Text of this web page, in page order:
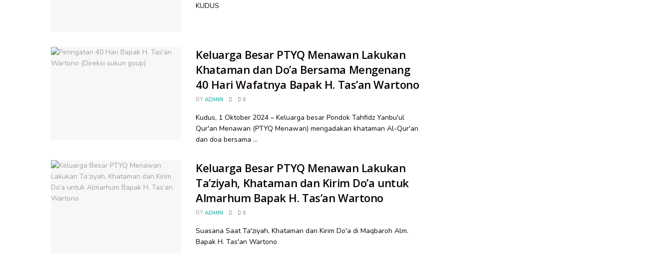
KUDUS
Keluarga Besar PTYQ Menawan Lakukan
Khataman dan Do’a Bersama Mengenang
40 Hari Wafatnya Bapak H. Tas’an Wartono
BY ADMIN 0
Kudus, 1 Oktober 2024 – Keluarga besar Pondok Tahfidz Yanbu'ul
Qur'an Menawan (PTYQ Menawan) mengadakan khataman Al-Qur'an
dan doa bersama ...
Keluarga Besar PTYQ Menawan Lakukan
Ta’ziyah, Khataman dan Kirim Do’a untuk
Almarhum Bapak H. Tas’an Wartono
BY ADMIN 0
Suasana Saat Ta'ziyah, Khataman dan Kirim Do'a di Maqbaroh Alm.
Bapak H. Tas'an Wartono